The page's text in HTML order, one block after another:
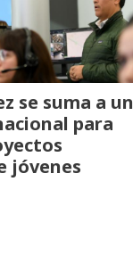
se suma a un
para
jóvenes